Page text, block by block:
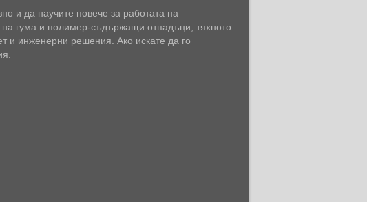
и да научите повече за работата на
гума и полимер-съдържащи отпадъци, тяхното
и инженерни решения. Ако искате да го